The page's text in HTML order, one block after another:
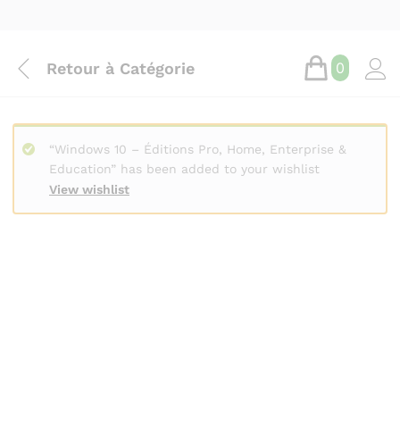
Retour à Catégorie 0
View wishlist
“Windows 10 – Éditions Pro, Home, Enterprise &
Education” has been added to your wishlist